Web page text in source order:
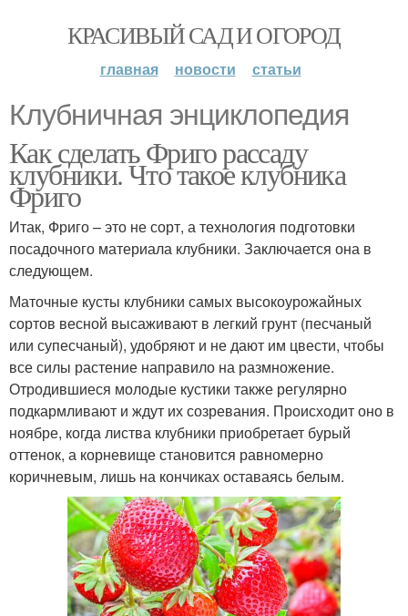
КРАСИВЫЙ САД И ОГОРОД
главная новости статьи
Клубничная энциклопедия
Как сделать Фриго рассаду
клубники. Что такое клубника
Фриго
Итак, Фриго – это не сорт, а технология подготовки
посадочного материала клубники. Заключается она в
следующем.
Маточные кусты клубники самых высокоурожайных
сортов весной высаживают в легкий грунт (песчаный
или супесчаный), удобряют и не дают им цвести, чтобы
все силы растение направило на размножение.
Отродившиеся молодые кустики также регулярно
подкармливают и ждут их созревания. Происходит оно в
ноябре, когда листва клубники приобретает бурый
оттенок, а корневище становится равномерно
коричневым, лишь на кончиках оставаясь белым.